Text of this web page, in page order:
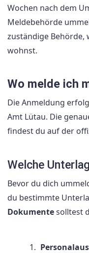
Wochen nach dem
Meldebehörde
zuständige Behörde,
wohnst.
Wo melde ich
Die Anmeldung
Amt Lütau. Die
findest du auf der
Welche
Bevor du dich
du bestimmte
Dokumentesolltest